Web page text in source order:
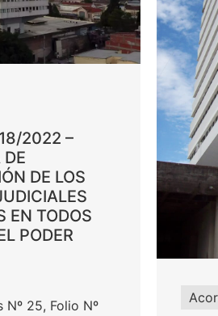
2022 –
DE LOS
EN TODOS
PODER
25, Folio Nº